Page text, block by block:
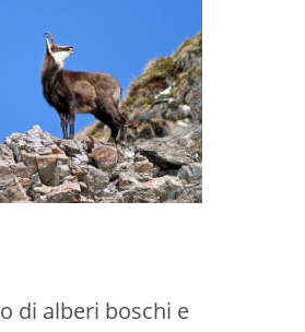
di alberi boschi e